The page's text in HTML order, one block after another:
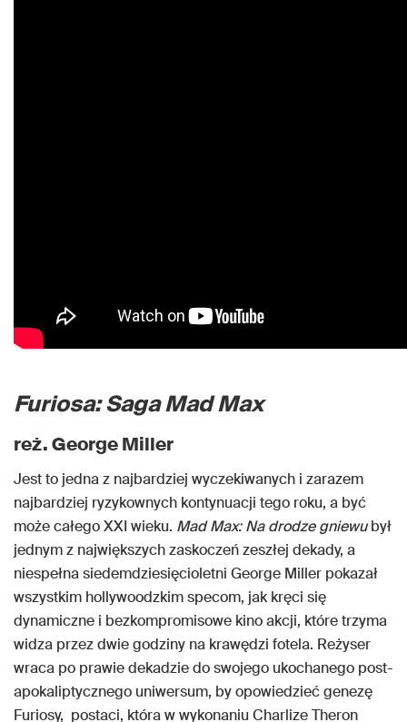
Furiosa: Saga Mad Max
reż. George Miller
Jest to jedna z najbardziej wyczekiwanych i zarazem
najbardziej ryzykownych kontynuacji tego roku, a być
może całego XXI wieku. Mad Max: Na drodze gniewubył
jednym z największych zaskoczeń zeszłej dekady, a
niespełna siedemdziesięcioletni George Miller pokazał
wszystkim hollywoodzkim specom, jak kręci się
dynamiczne i bezkompromisowe kino akcji, które trzyma
widza przez dwie godziny na krawędzi fotela. Reżyser
wraca po prawie dekadzie do swojego ukochanego post-
apokaliptycznego uniwersum, by opowiedzieć genezę
Furiosy, postaci, która w wykonaniu Charlize Theron